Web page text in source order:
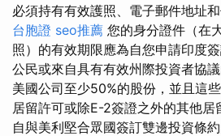
必須持有有效護照、電子郵件地址
台胞證 seo推薦 您的身分證件（在
照）的有效期限應為自您申請印度
公民或來自具有有效州際投資者協
美國公司至少50%的股份，並且這
居留許可或除E-2簽證之外的其他居
自與美利堅合眾國簽訂雙邊投資條